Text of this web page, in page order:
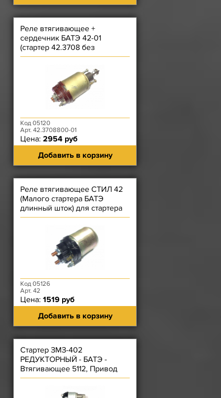
Реле втягивающее +
сердечник БАТЭ 42-01
(стартер 42.3708 без
редуктора)
Код 05120
Арт. 42.3708800-01
Цена: 2954 руб
Добавить в корзину
Реле втягивающее СТИЛ 42
(Малого стартера БАТЭ
длинный шток) для стартера
42.3708
Код 05126
Арт. 42
Цена: 1519 руб
Добавить в корзину
Стартер ЗМЗ-402
РЕДУКТОРНЫЙ - БАТЭ -
Втягивающее 5112, Привод
6502